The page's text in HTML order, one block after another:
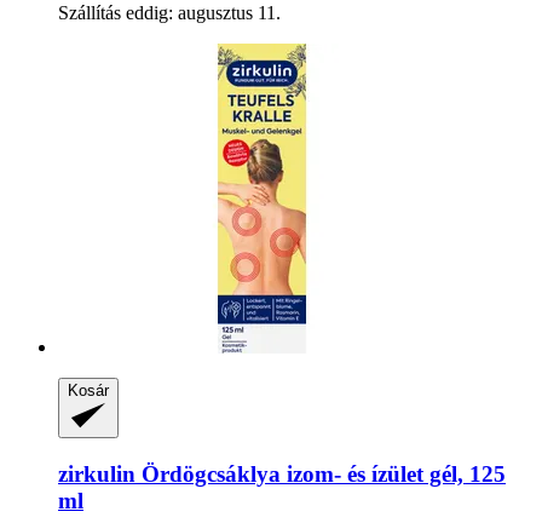
Szállítás eddig: augusztus 11.
Kosár
zirkulin Ördögcsáklya izom-​ és ízület gél, 125
ml